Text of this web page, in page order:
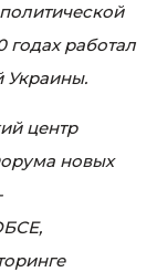
годах работал
Украины.
центр
новых